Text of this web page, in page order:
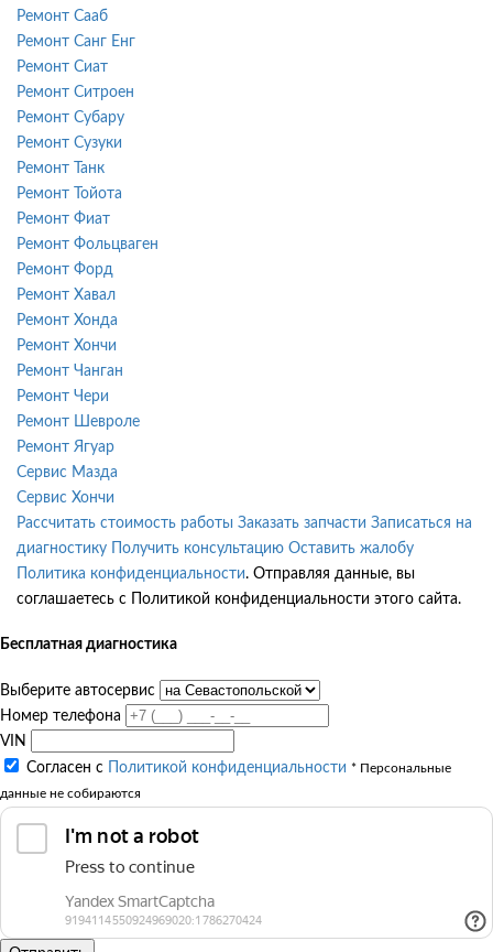
Ремонт Сааб
Ремонт Санг Енг
Ремонт Сиат
Ремонт Ситроен
Ремонт Субару
Ремонт Сузуки
Ремонт Танк
Ремонт Тойота
Ремонт Фиат
Ремонт Фольцваген
Ремонт Форд
Ремонт Хавал
Ремонт Хонда
Ремонт Хончи
Ремонт Чанган
Ремонт Чери
Ремонт Шевроле
Ремонт Ягуар
Сервис Мазда
Сервис Хончи
Рассчитать стоимость работы Заказать запчасти Записаться на
диагностику
Получить консультацию Оставить жалобу
Политика конфиденциальности. Отправляя данные, вы
соглашаетесь с Политикой конфиденциальности этого сайта.
Бесплатная диагностика
Выберите автосервис
Номер телефона
VIN
Согласен с
Политикой конфиденциальности * Персональные
данные не собираются